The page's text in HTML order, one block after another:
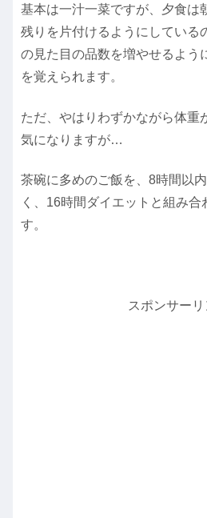
基本は一汁一菜ですが、夕食は
残りを片付けるようにしている
の見た目の品数を増やせるよう
を覚えられます。
ただ、やはりわずかながら体重
気になりますが…
茶碗に多めのご飯を、8時間以
く、16時間ダイエットと組み
す。
スポンサーリ